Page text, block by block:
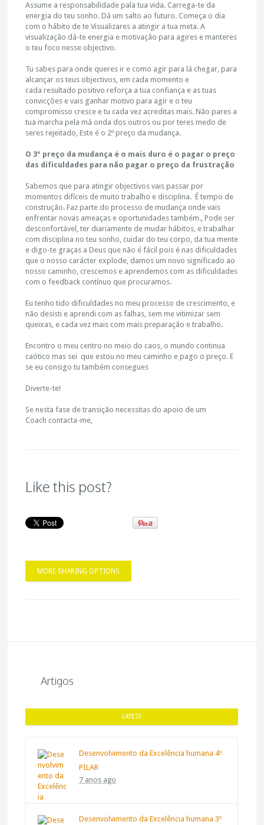
Assume a responsabilidade pala tua vida. Carrega-te da
energia do teu sonho. Dá um salto ao futuro. Começa o dia
com o hábito de te Visualizares a atingir a tua meta. A
visualização dá-te energia e motivação para agires e manteres
o teu foco nesse objectivo.
Tu sabes para onde queres ir e como agir para lá chegar, para
alcançar os teus objectivos, em cada momento e
cada resultado positivo reforça a tua confiança e as tuas
convicções e vais ganhar motivo para agir e o teu
compromisso cresce e tu cada vez acreditas mais. Não pares a
tua marcha pela má onda dos outros ou por teres medo de
seres rejeitado, Este é o 2º preço da mudança.
O 3º preço da mudança é o mais duro é o pagar o preço
das dificuldades para não pagar o preço da frustração
Sabemos que para atingir objectivos vais passar por
momentos difíceis de muito trabalho e disciplina. É tempo de
construção. Faz parte do processo de mudança onde vais
enfrentar novas ameaças e oportunidades também., Pode ser
desconfortável, ter diariamente de mudar hábitos, e trabalhar
com disciplina no teu sonho, cuidar do teu corpo, da tua mente
e digo-te graças a Deus que não é fácil pois é nas dificuldades
que o nosso carácter explode, damos um novo significado ao
nosso caminho, crescemos e aprendemos com as dificuldades
com o feedback contínuo que procuramos.
Eu tenho tido dificuldades no meu processo de crescimento, e
não desisti e aprendi com as falhas, sem me vitimizar sem
queixas, e cada vez mais com mais preparação e trabalho.
Encontro o meu centro no meio do caos, o mundo continua
caótico mas sei que estou no meu caminho e pago o preço. E
se eu consigo tu também consegues
Diverte-te!
Se nesta fase de transição necessitas do apoio de um
Coach contacta-me,
Like this post?
MORE SHARING OPTIONS
Artigos
LATEST
Desenvolvimento da Excelência humana 4º
PILAR
7 anos ago
Desenvolvimento da Excelência humana 3º